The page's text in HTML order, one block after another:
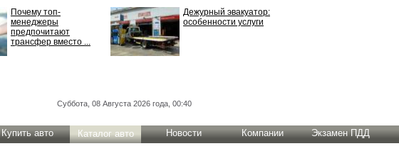
Почему топ-
менеджеры
предпочитают
трансфер вместо ...
Дежурный эвакуатор:
особенности услуги
Суббота, 08 Августа 2026 года, 00:40
Купить авто Каталог авто Новости Компании Экзамен ПДД